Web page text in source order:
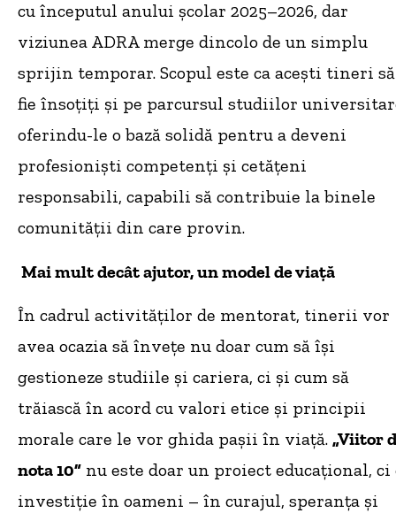
cu începutul anului școlar 2025–2026, dar
viziunea ADRA merge dincolo de un simplu
sprijin temporar. Scopul este ca acești tineri să
fie însoțiți și pe parcursul studiilor
oferindu-le o bază solidă pentru a deveni
profesioniști competenți și cetățeni
responsabili, capabili să contribuie la binele
comunității din care provin.
Mai mult decât ajutor, un model de viață
În cadrul activităților de mentorat, tinerii vor
avea ocazia să învețe nu doar cum să își
gestioneze studiile și cariera, ci și cum să
trăiască în acord cu valori etice și principii
morale care le vor ghida pașii în viață. „Viitor
nota 10” nu este doar un proiect educațional, ci
investiție în oameni – în curajul, speranța și